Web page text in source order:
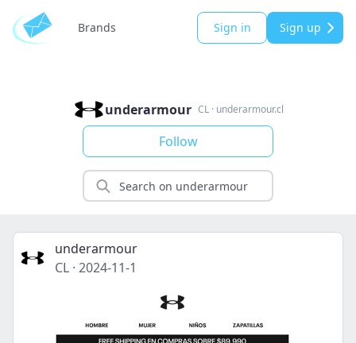
Brands Sign in Sign up
underarmour CL· underarmour.cl
Follow
underarmour
CL · 2024-11-1